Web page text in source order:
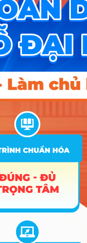
Trường
Công
Nghệ
Thông
Tin và
Truyền
Thông
Thái
Nguyên
Cơ